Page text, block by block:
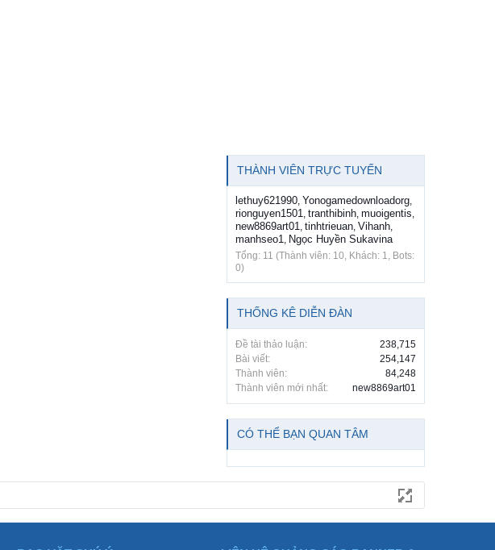
THÀNH VIÊN TRỰC TUYẾN
lethuy621990, Yonogamedownloadorg,
rionguyen1501, tranthibinh, muoigentis,
new8869art01, tinhtrieuan, Vihanh,
manhseo1, Ngọc Huyền Sukavina
Tổng: 11 (Thành viên: 10, Khách: 1, Bots:
0)
THỐNG KÊ DIỄN ĐÀN
Đề tài thảo luận:
238,715
Bài viết:
254,147
Thành viên:
84,248
Thành viên mới nhất:
new8869art01
CÓ THỂ BẠN QUAN TÂM